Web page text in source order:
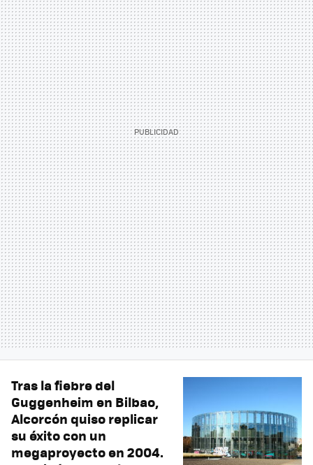
Tras la fiebre del
Guggenheim en Bilbao,
Alcorcón quiso replicar
su éxito con un
megaproyecto en 2004.